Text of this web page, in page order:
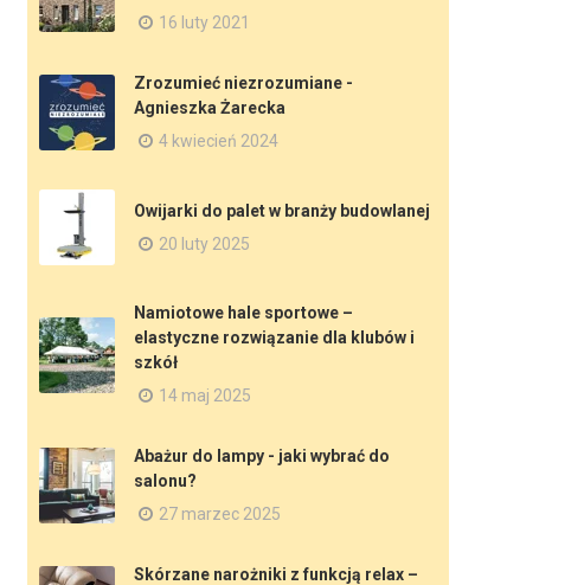
16 luty 2021
Zrozumieć niezrozumiane -
Agnieszka Żarecka
4 kwiecień 2024
Owijarki do palet w branży budowlanej
20 luty 2025
Namiotowe hale sportowe –
elastyczne rozwiązanie dla klubów i
szkół
14 maj 2025
Abażur do lampy - jaki wybrać do
salonu?
27 marzec 2025
Skórzane narożniki z funkcją relax –